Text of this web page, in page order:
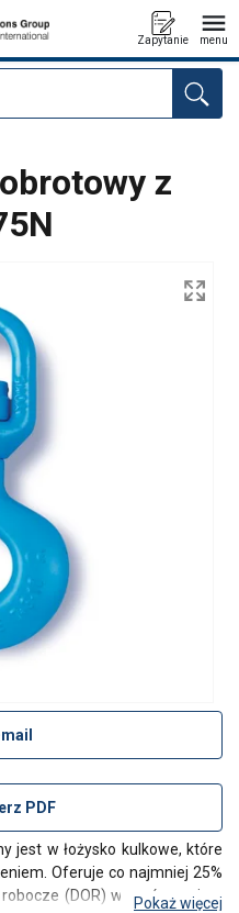
Zapytanie menu
z
PDF
jest w łożysko kulkowe, które
Oferuje co najmniej 25%
(DOR) w porównaniu z
Pokaż więcej